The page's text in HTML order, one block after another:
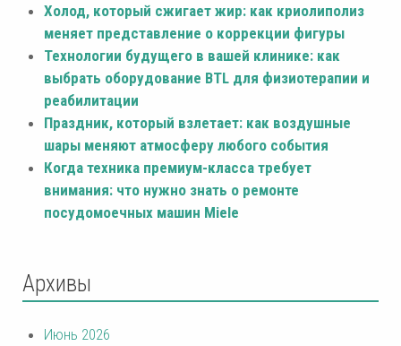
Холод, который сжигает жир: как криолиполиз
меняет представление о коррекции фигуры
Технологии будущего в вашей клинике: как
выбрать оборудование BTL для физиотерапии и
реабилитации
Праздник, который взлетает: как воздушные
шары меняют атмосферу любого события
Когда техника премиум-класса требует
внимания: что нужно знать о ремонте
посудомоечных машин Miele
Архивы
Июнь 2026